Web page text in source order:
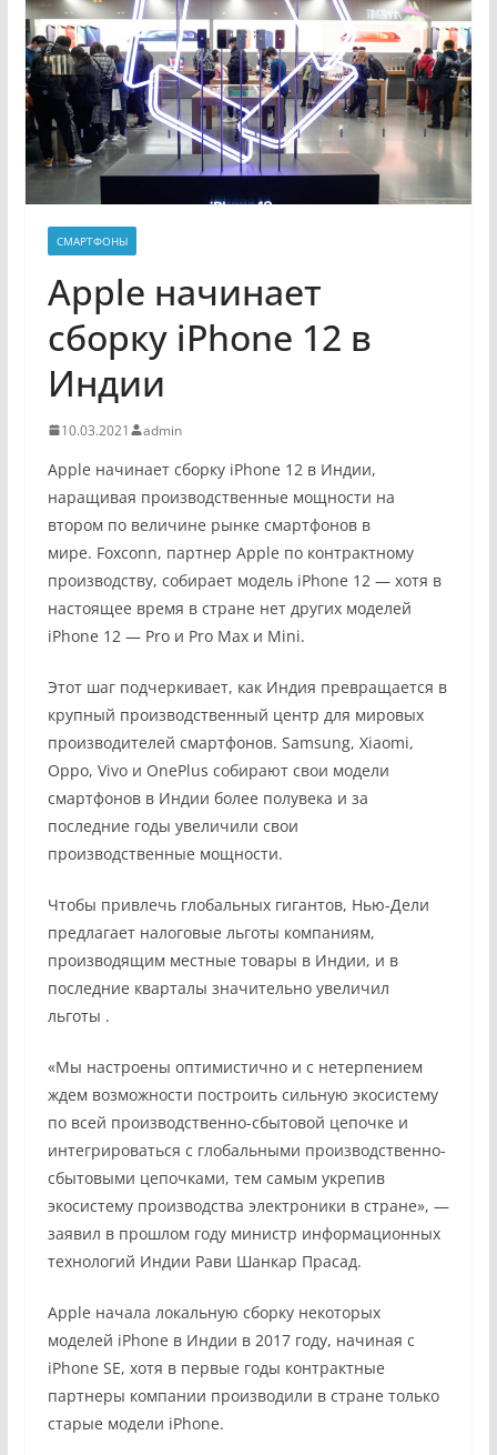
СМАРТФОНЫ
Apple начинает
сборку iPhone 12 в
Индии
10.03.2021 admin
Apple начинает сборку iPhone 12 в Индии,
наращивая производственные мощности на
втором по величине рынке смартфонов в
мире. Foxconn, партнер Apple по контрактному
производству, собирает модель iPhone 12 — хотя в
настоящее время в стране нет других моделей
iPhone 12 — Pro и Pro Max и Mini.
Этот шаг подчеркивает, как Индия превращается в
крупный производственный центр для мировых
производителей смартфонов. Samsung, Xiaomi,
Oppo, Vivo и OnePlus собирают свои модели
смартфонов в Индии более полувека и за
последние годы увеличили свои
производственные мощности.
Чтобы привлечь глобальных гигантов, Нью-Дели
предлагает налоговые льготы компаниям,
производящим местные товары в Индии, и в
последние кварталы значительно увеличил
льготы .
«Мы настроены оптимистично и с нетерпением
ждем возможности построить сильную экосистему
по всей производственно-сбытовой цепочке и
интегрироваться с глобальными производственно-
сбытовыми цепочками, тем самым укрепив
экосистему производства электроники в стране», —
заявил в прошлом году министр информационных
технологий Индии Рави Шанкар Прасад.
Apple начала локальную сборку некоторых
моделей iPhone в Индии в 2017 году, начиная с
iPhone SE, хотя в первые годы контрактные
партнеры компании производили в стране только
старые модели iPhone.